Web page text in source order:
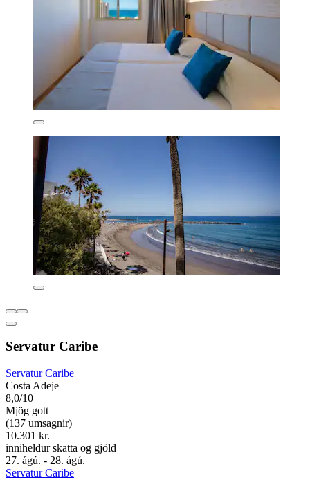
Servatur Caribe
Servatur Caribe
Costa Adeje
8,0/10
Mjög gott
(137 umsagnir)
10.301 kr.
inniheldur skatta og gjöld
27. ágú. - 28. ágú.
Servatur Caribe